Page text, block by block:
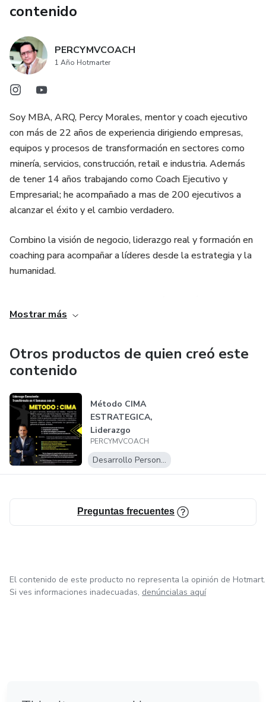
Estratégica y Acciones Claras.
✅ Respaldo real: creado por Percy Morales Vega, coach
ejecutivo con mas de 22 años liderando empresas y
transformando líderes.
Recuperar el control y la calma en tu gestión.
Inspirar genuinamente a tu equipo.
Tomar decisiones estratégicas bajo presión.
⚡ Cada día sin acción repite los mismos errores.
contenido
PERCYMVCOACH
1 Año Hotmarter
Soy MBA, ARQ, Percy Morales, mentor y coach ejecutivo
con más de 22 años de experiencia dirigiendo empresas,
equipos y procesos de transformación en sectores como
minería, servicios, construcción, retail e industria. Además
de tener 14 años trabajando como Coach Ejecutivo y
Empresarial; he acompañado a mas de 200 ejecutivos a
alcanzar el éxito y el cambio verdadero.
Combino la visión de negocio, liderazgo real y formación en
coaching para acompañar a líderes desde la estrategia y la
humanidad.
resultados.
Mostrar más
Otros productos de quien creó este
contenido
Método CIMA
ESTRATEGICA,
Liderazgo
Consciente:
Transfórmate...
PERCYMVCOACH
Desarrollo Personal
Preguntas frecuentes
El contenido de este producto no representa la opinión de Hotmart.
Si ves informaciones inadecuadas, denúncialas aquí